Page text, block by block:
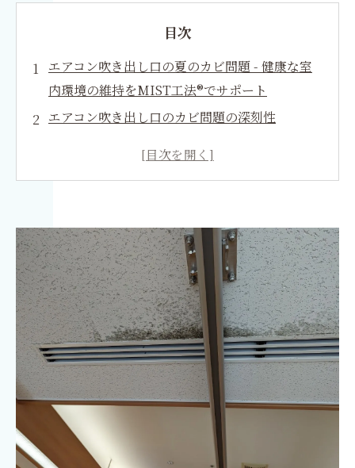
目次
エアコン吹き出し口の夏のカビ問題 - 健康な室
内環境の維持をMIST工法®でサポート
エアコン吹き出し口のカビ問題の深刻性
カビ問題への質問と無料相談